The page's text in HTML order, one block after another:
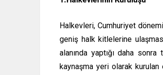
Halkevleri, Cumhuriyet
geniş halk kitlelerine
alanında yaptığı daha
kaynaşma yeri olarak